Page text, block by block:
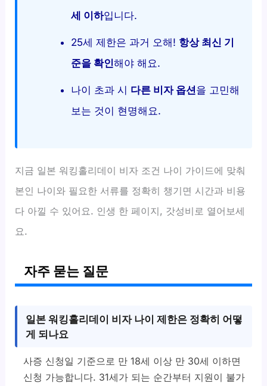
세 이하입니다.
25세 제한은 과거 오해! 항상 최신 기
준을 확인해야 해요.
나이 초과 시 다른 비자 옵션을 고민해
보는 것이 현명해요.
지금 일본 워킹홀리데이 비자 조건 나이 가이드에 맞춰
본인 나이와 필요한 서류를 정확히 챙기면 시간과 비용
다 아낄 수 있어요. 인생 한 페이지, 갓성비로 열어보세
요.
자주 묻는 질문
일본 워킹홀리데이 비자 나이 제한은 정확히 어떻
게 되나요
사증 신청일 기준으로 만 18세 이상 만 30세 이하면
신청 가능합니다. 31세가 되는 순간부터 지원이 불가